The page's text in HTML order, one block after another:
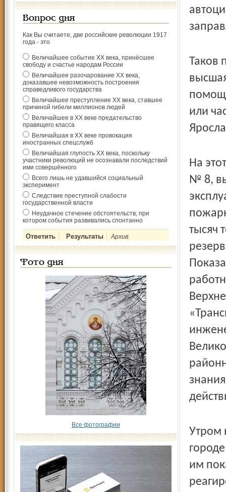
Вопрос дня
Как Вы считаете, две российские революции 1917
года - это
Величайшее событие ХХ века, принёсшее
свободу и счастье народам России
Величайшее разочарование ХХ века,
доказавшее невозможность построения
справедливого государства
Величайшее преступление ХХ века, ставшее
причиной гибели миллионов людей
Величайшее в ХХ веке предательство
правящего класса
Величайшая в ХХ веке провокация
иностранных спецслужб
Величайшая глупость ХХ века, поскольку
участники революций не осознавали последствий
ими совершённого
Всего лишь не удавшийся социальный
эксперимент
Следствие преступной слабости
государственной власти
Неудачное стечение обстоятельств, при
котором события развивались спонтанно
Архив
Фото дня
Все фотографии
Таков
или
На
№ 8,
тысяч
Утром
им